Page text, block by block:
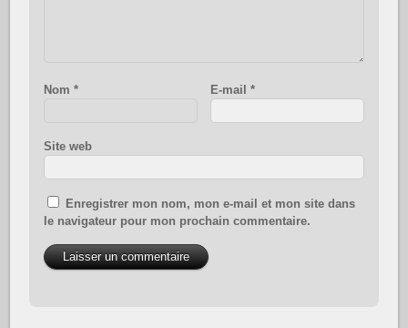
Nom * E-mail*
Site web
Enregistrer mon nom, mon e-mail et mon site dans
le navigateur pour mon prochain commentaire.